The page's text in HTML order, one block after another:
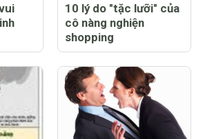
10 lý do "tặc lưỡi" của
cô nàng nghiện
shopping